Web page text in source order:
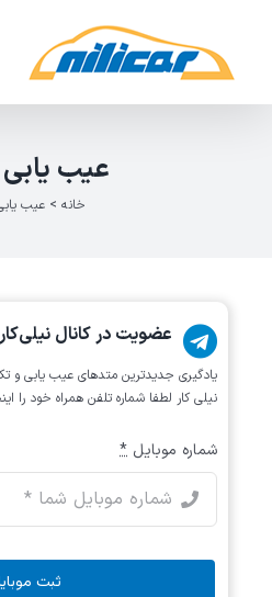
content
عیب یابی
خانه > عیب
عضویت در کانال نیلی‌کار
یادگیری جدیدترین متد‌های عیب یابی‌ و
نیلی کار لطفا شماره تلفن همراه خود را
شماره موبایل *
ثبت